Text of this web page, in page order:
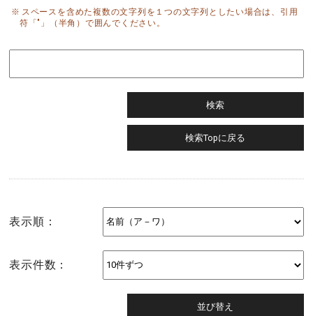
スペースを含めた複数の文字列を１つの文字列としたい場合は、引用
符「"」（半角）で囲んでください。
表示順：
表示件数：